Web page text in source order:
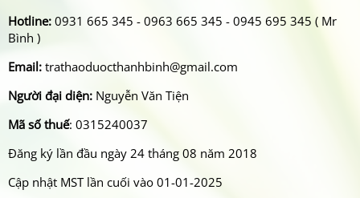
Hotline: 0931 665 345 - 0963 665 345 - 0945 695 345 ( Mr
Bình )
Email: trathaoduocthanhbinh@gmail.com
Người đại diện: Nguyễn Văn Tiện
Mã số thuế: 0315240037
Đăng ký lần đầu ngày 24 tháng 08 năm 2018
Cập nhật MST lần cuối vào 01-01-2025